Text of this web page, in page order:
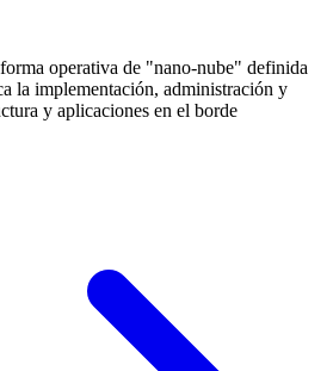
operativa de "nano-nube" definida
la implementación, administración y
y aplicaciones en el borde